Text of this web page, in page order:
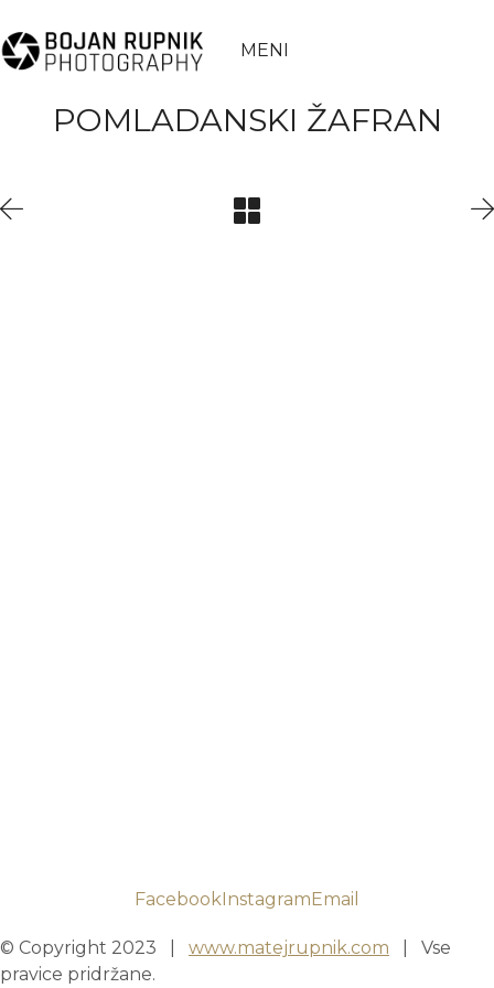
MENI
POMLADANSKI ŽAFRAN
© Copyright 2023 | www.matejrupnik.com | Vse
pravice pridržane.
FacebookInstagramEmail